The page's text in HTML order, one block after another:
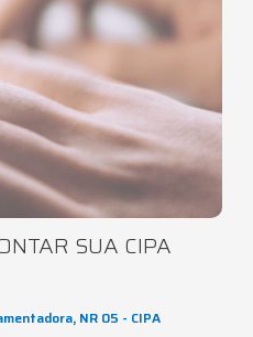
SUA CIPA
, NR 05 - CIPA